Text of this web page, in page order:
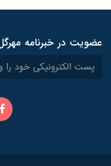
عضویت در خبرنامه مهرگل